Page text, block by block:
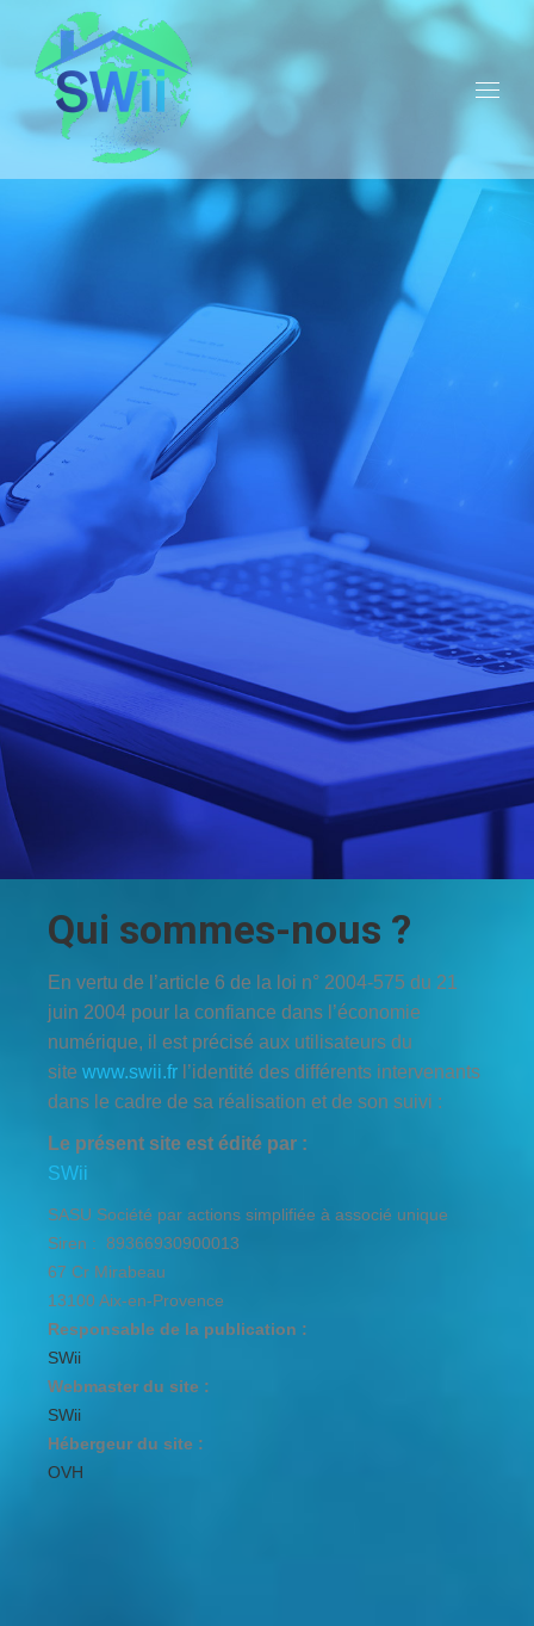
Politique
de
Qui sommes-nous ?
En vertu de l’article 6 de la loi n° 2004-575 du 21
juin 2004 pour la confiance dans l’économie
numérique, il est précisé aux utilisateurs du
site www.swii.fr l’identité des différents intervenants
dans le cadre de sa réalisation et de son suivi :
Le présent site est édité par :
SWii
SASU Société par actions simplifiée à associé unique
Siren : 89366930900013
67 Cr Mirabeau
13100 Aix-en-Provence
Responsable de la publication :
SWii
Webmaster du site :
SWii
Hébergeur du site :
OVH